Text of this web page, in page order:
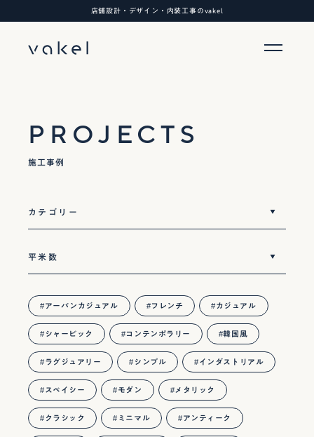
店舗設計・デザイン・内装工事のvakel
PROJECTS
施工事例
アーバンカジュアル フレンチ カジュアル
シャービック コンテンポラリー 韓国風
ラグジュアリー シンプル インダストリアル
スペイシー モダン メタリック
クラシック ミニマル アンティーク